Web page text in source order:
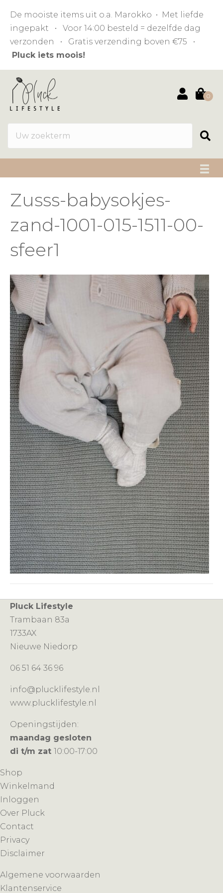
De mooiste items uit o.a. Marokko • Met liefde
ingepakt • Voor 14:00 besteld = dezelfde dag
verzonden • Gratis verzending boven €75 •
Pluck iets moois!
0
Zusss-babysokjes-
zand-1001-015-1511-00-
sfeer1
Pluck Lifestyle
Trambaan 83a
1733AX
Nieuwe Niedorp
06 51 64 36 96
info@plucklifestyle.nl
www.plucklifestyle.nl
Openingstijden:
maandag gesloten
di t/m zat 10:00-17:00
Shop
Winkelmand
Inloggen
Over Pluck
Contact
Privacy
Disclaimer
Algemene voorwaarden
Klantenservice